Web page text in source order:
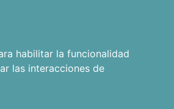
habilitar la funcionalidad
las interacciones de